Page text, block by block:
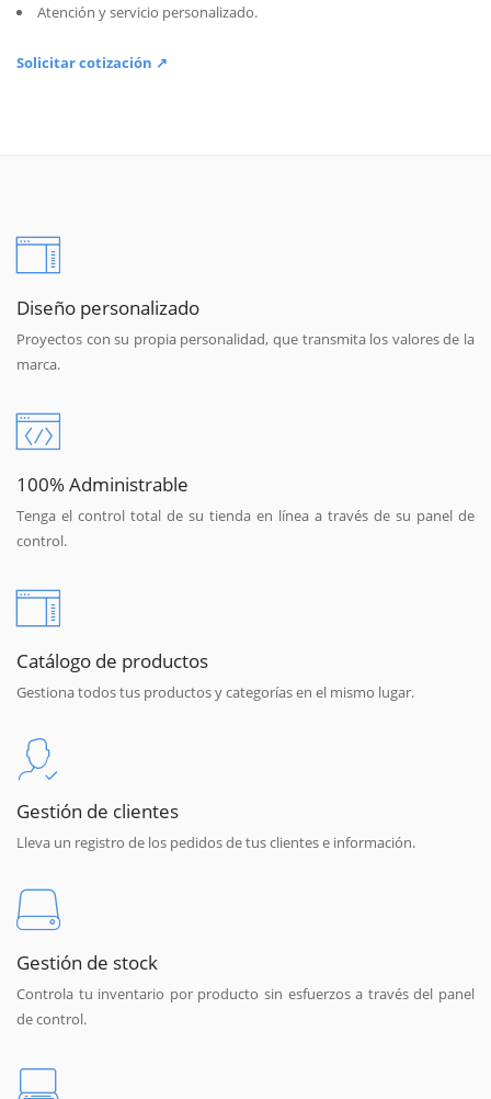
Atención y servicio personalizado.
Solicitar cotización ↗
Diseño personalizado
Proyectos con su propia personalidad, que transmita los valores de la
marca.
100% Administrable
Tenga el control total de su tienda en línea a través de su panel de
control.
Catálogo de productos
Gestiona todos tus productos y categorías en el mismo lugar.
Gestión de clientes
Lleva un registro de los pedidos de tus clientes e información.
Gestión de stock
Controla tu inventario por producto sin esfuerzos a través del panel
de control.